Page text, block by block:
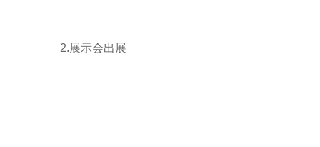
2.展示会出展